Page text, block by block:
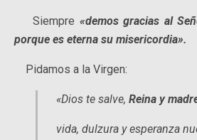
Siempre «demos gracias al
porque es eterna su misericordia».
Pidamos a la Virgen:
«Dios te salve, Reina y
vida, dulzura y esperanza